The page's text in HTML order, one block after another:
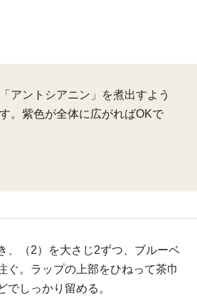
アントシアニン」を煮出すよう
。紫色が全体に広がればOKで
、（2）を大さじ2ずつ、ブルーベ
ぐ。ラップの上部をひねって茶巾
でしっかり留める。